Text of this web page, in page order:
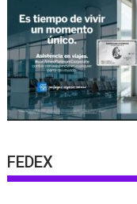
FEDEX